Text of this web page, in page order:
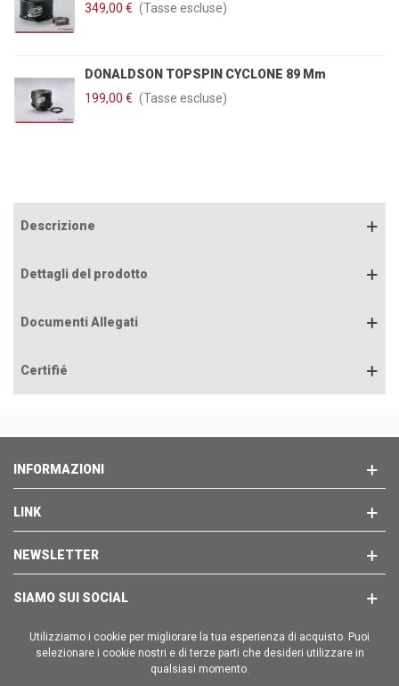
349,00 € (Tasse escluse)
DONALDSON TOPSPIN CYCLONE 89 Mm
199,00 € (Tasse escluse)
Descrizione
Dettagli del prodotto
Documenti Allegati
Certifié
INFORMAZIONI
LINK
NEWSLETTER
SIAMO SUI SOCIAL
Utilizziamo i cookie per migliorare la tua esperienza di acquisto. Puoi
selezionare i cookie nostri e di terze parti che desideri utilizzare in
qualsiasi momento.